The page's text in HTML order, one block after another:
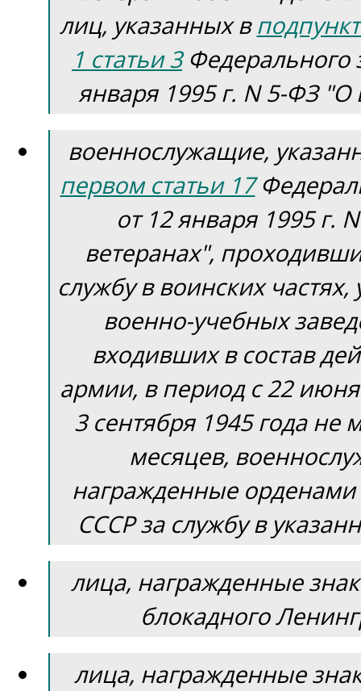
лиц, указанных в
1 статьи 3Федерального
января 1995 г. N 5-ФЗ "О
военнослужащие,
первом статьи 17
от 12 января 1995 г.
ветеранах",
службу в воинских
военно-учебных
входивших в состав
армии, в период с 22
3 сентября 1945 года не
месяцев,
награжденные
СССР за службу в
лица, награжденные
блокадного
лица, награжденные